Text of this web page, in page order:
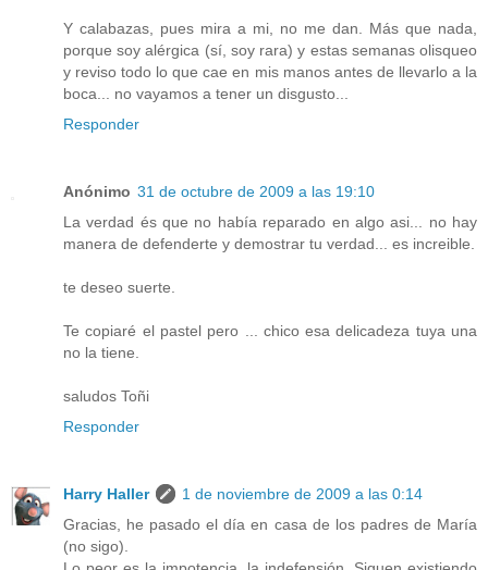
Y calabazas, pues mira a mi, no me dan. Más que nada,
porque soy alérgica (sí, soy rara) y estas semanas olisqueo
y reviso todo lo que cae en mis manos antes de llevarlo a la
boca... no vayamos a tener un disgusto...
Responder
Anónimo 31 de octubre de 2009 a las 19:10
La verdad és que no había reparado en algo asi... no hay
manera de defenderte y demostrar tu verdad... es increible.
te deseo suerte.
Te copiaré el pastel pero ... chico esa delicadeza tuya una
no la tiene.
saludos Toñi
Responder
Harry Haller
1 de noviembre de 2009 a las 0:14
Gracias, he pasado el día en casa de los padres de María
(no sigo).